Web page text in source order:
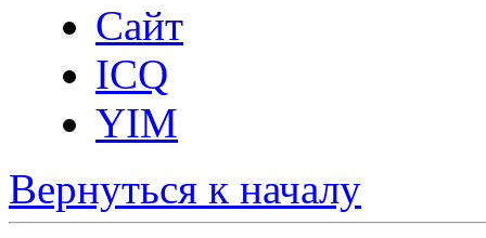
Сайт
ICQ
YIM
Вернуться к началу